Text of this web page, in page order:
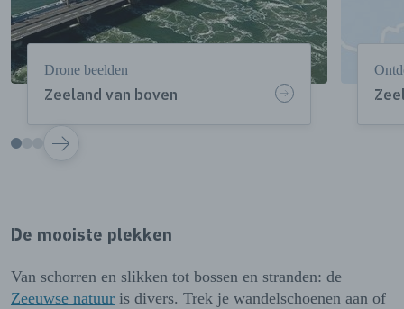
Zeeland van boven
Drone beelden
VOLGENDE
De mooiste plekken
Van schorren en slikken tot bossen en stranden: de
Zeeuwse natuur is divers. Trek je wandelschoenen aan of